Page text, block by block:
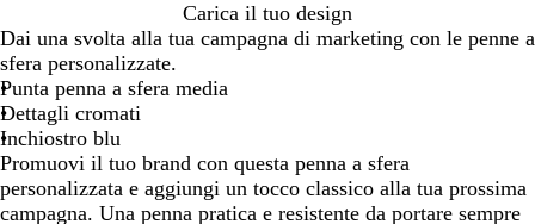
i
a
n
c
o
o
s
s
o
r
i
g
i
o
c
h
i
i
o
l
a
s
c
u
r
r
i
g
i
o
c
a
l
l
u
e
r
d
e
s
c
u
r
e
r
o
Carica il tuo design
Dai una svolta alla tua campagna di marketing con le penne a
sfera personalizzate.
Punta penna a sfera media
Dettagli cromati
Inchiostro blu
Promuovi il tuo brand con questa penna a sfera
personalizzata e aggiungi un tocco classico alla tua prossima
campagna. Una penna pratica e resistente da portare sempre